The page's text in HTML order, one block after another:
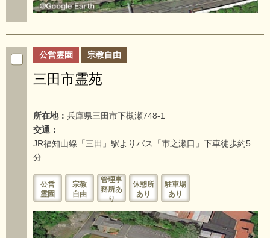
公営霊園 宗教自由
三田市霊苑
所在地： 兵庫県三田市下槻瀬748-1
交通：
JR福知山線「三田」駅よりバス「市之瀬口」下車徒歩約5
分
公営
霊園
宗教
自由
管理事
務所あ
り
休憩所
あり
駐車場
あり